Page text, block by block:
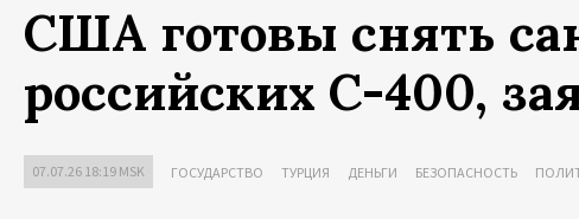
США готовы снять
российских С-400,
07.07.26 18:19 MSK ГОСУДАРСТВО ТУРЦИЯ ДЕНЬГИ БЕЗОПАСНОСТЬ